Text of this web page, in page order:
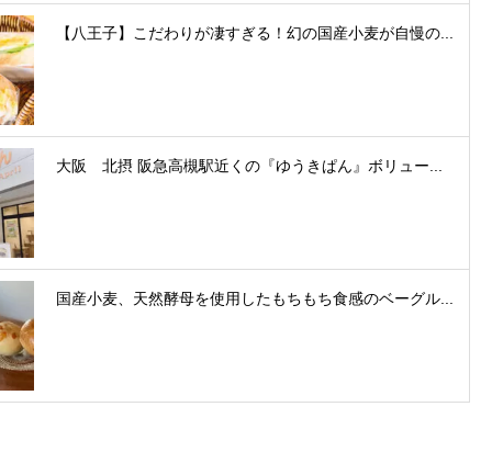
【八王子】こだわりが凄すぎる！幻の国産小麦が自慢の...
大阪 北摂 阪急高槻駅近くの『ゆうきぱん』ボリュー...
国産小麦、天然酵母を使用したもちもち食感のベーグル...